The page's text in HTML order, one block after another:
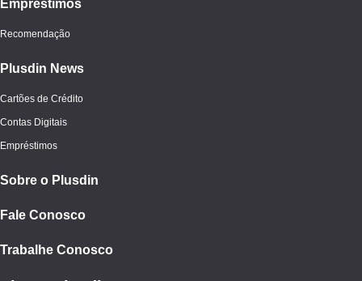
Empréstimos
Recomendação
Plusdin News
Cartões de Crédito
Contas Digitais
Empréstimos
Sobre o Plusdin
Fale Conosco
Trabalhe Conosco